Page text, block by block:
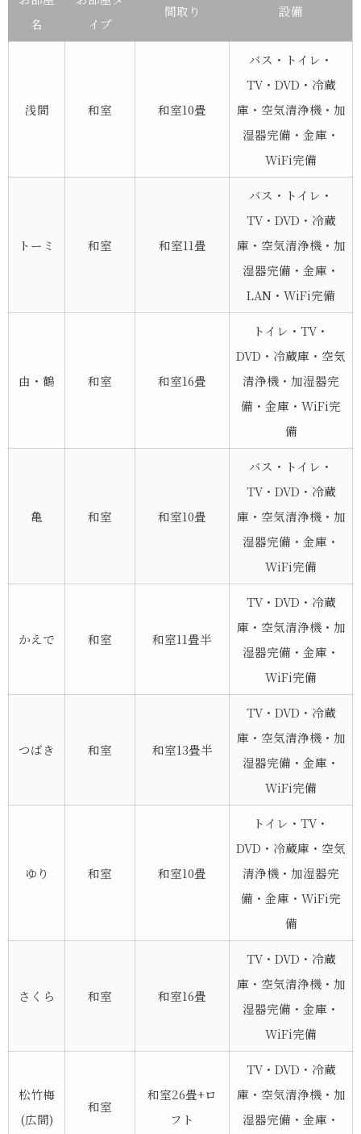
名
イプ
間取り 設備
浅間 和室 和室10畳
バス・トイレ・
TV・DVD・冷蔵
庫・空気清浄機・加
湿器完備・金庫・
WiFi完備
トーミ 和室 和室11畳
バス・トイレ・
TV・DVD・冷蔵
庫・空気清浄機・加
湿器完備・金庫・
LAN・WiFi完備
由・鶴 和室 和室16畳
トイレ・TV・
DVD・冷蔵庫・空気
清浄機・加湿器完
備・金庫・WiFi完
備
亀 和室 和室10畳
バス・トイレ・
TV・DVD・冷蔵
庫・空気清浄機・加
湿器完備・金庫・
WiFi完備
かえで 和室 和室11畳半
TV・DVD・冷蔵
庫・空気清浄機・加
湿器完備・金庫・
WiFi完備
つばき 和室 和室13畳半
TV・DVD・冷蔵
庫・空気清浄機・加
湿器完備・金庫・
WiFi完備
ゆり 和室 和室10畳
トイレ・TV・
DVD・冷蔵庫・空気
清浄機・加湿器完
備・金庫・WiFi完
備
さくら 和室 和室16畳
TV・DVD・冷蔵
庫・空気清浄機・加
湿器完備・金庫・
WiFi完備
松竹梅
(広間)
和室
和室26畳+ロ
フト
TV・DVD・冷蔵
庫・空気清浄機・加
湿器完備・金庫・